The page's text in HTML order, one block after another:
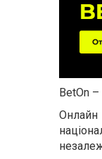
BetOn –
Онлайн